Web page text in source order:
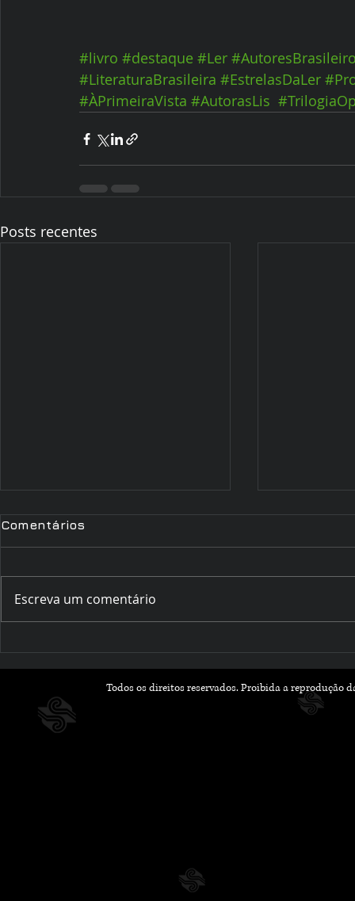
#livro #destaque #Ler
#LiteraturaBrasileira #EstrelasDaLer
#ÀPrimeiraVista #AutorasLis
Posts recentes
Leves e Apaixonantes
para a Nova Estação
Inspiram
Comentários
Escreva um comentário
Todos os direitos reservados. Proibida a reprodução